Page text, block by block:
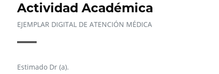
Actividad Académica
EJEMPLAR DIGITAL DE ATENCIÓN MÉDICA
Estimado Dr (a).